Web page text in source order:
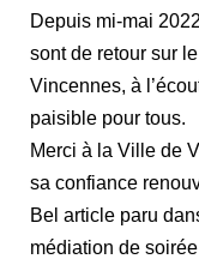
Depuis mi-mai
sont de retour sur
Vincennes, à
paisible pour tous.
Merci à la Ville de
sa confiance
Bel article paru
médiation de